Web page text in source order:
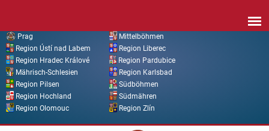
Prag
Mittelböhmen
Region Ústí nad Labem
Region Liberec
Region Hradec Králové
Region Pardubice
Mährisch-Schlesien
Region Karlsbad
Region Pilsen
Südböhmen
Region Hochland
Südmähren
Region Olomouc
Region Zlín